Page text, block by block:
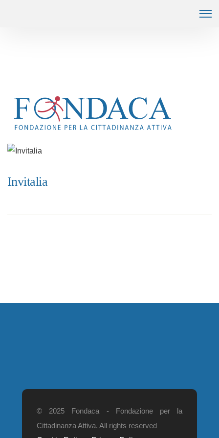
Invitalia
© 2025 Fondaca - Fondazione per la
Cittadinanza Attiva. All rights reserved